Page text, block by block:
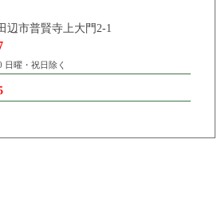
辺市普賢寺上大門2-1
日曜・祝日除く